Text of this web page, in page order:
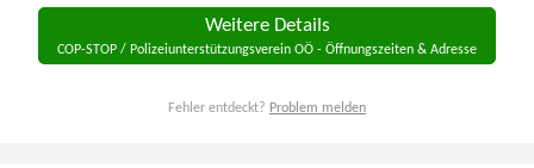
Weitere Details
COP-STOP / Polizeiunterstützungsverein OÖ - Öffnungszeiten & Adresse
Fehler entdeckt? Problem melden